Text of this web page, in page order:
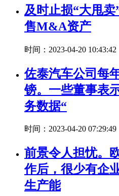
及时止损“大甩
售M&A资产
时间：2023-04-20 10:43:42
佐泰汽车公司每
镑。一些董事表
务数据“
时间：2023-04-20 07:29:49
前景令人担忧。
作后，很少有企
生产能